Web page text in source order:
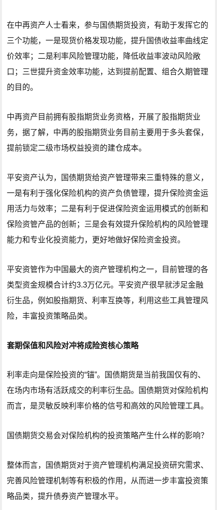
在中再资产人士看来，参与国债期货投资，有助于发挥它的
三个功能，一是现货价格发现功能，提升国债收益率曲线定
价效率；二是利率风险管理功能，降低收益率波动风险敞
口；三世提升资金效率功能，达到提前配置、组合久期管理
的目的。
中再资产目前拥有股指期货业务资格，开展了股指期货业
务，据了解，中再的股指期货业务目前主要用于多头套保，
提前锁定二级市场权益投资的建仓成本。
平安资产认为，国债期货给资产管理带来三重特殊的意义，
一是有利于强化保险机构的资产负债管理，提升保险资金运
用活力与效率；二是有利于促进保险资金运用模式的创新和
保险资管产品的创新；三是会有效提升保险机构的风险管理
能力和专业化投资能力，更好地做好保险资金投资。
平安资管作为中国最大的资产管理机构之一，目前管理的各
类型资金规模合计约3.3万亿元。平安资产很早就涉足金融
衍生品，例如股指期货、利率互换等，利用这些工具管理风
险，丰富投资策略品类。
套期保值和风险对冲将成险资核心策略
利率走向是保险投资的“锚”。国债期货是当前我国仅有的、
在场内市场有活跃成交的利率衍生品。国债期货对保险机构
而言，是灵敏反映利率价格的信号和高效的风险管理工具。
国债期货交易会对保险机构的投资策略产生什么样的影响？
整体而言，国债期货对于资产管理机构满足投资研究需求、
完善风险管理机制等有积极的作用，从而进一步丰富投资策
略品类，提升债券资产管理水平。